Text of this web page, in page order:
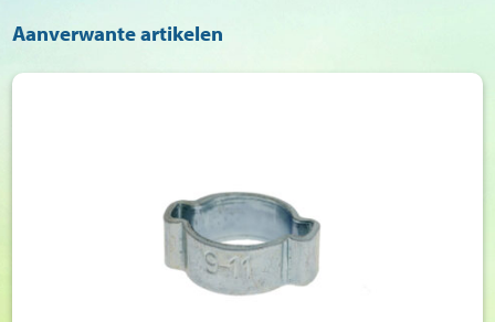
Aanverwante artikelen